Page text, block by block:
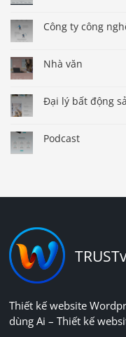
Công ty công
Nhà văn
Đại lý bất động
Podcast
Thiết kế website
dùng Ai – Thiết kế